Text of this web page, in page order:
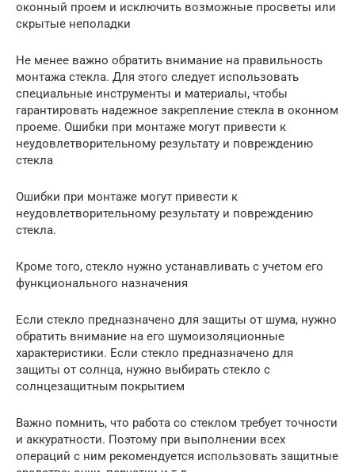
оконный проем и исключить возможные просветы или
скрытые неполадки
Не менее важно обратить внимание на правильность
монтажа стекла. Для этого следует использовать
специальные инструменты и материалы, чтобы
гарантировать надежное закрепление стекла в оконном
проеме. Ошибки при монтаже могут привести к
неудовлетворительному результату и повреждению
стекла
Ошибки при монтаже могут привести к
неудовлетворительному результату и повреждению
стекла.
Кроме того, стекло нужно устанавливать с учетом его
функционального назначения
Если стекло предназначено для защиты от шума, нужно
обратить внимание на его шумоизоляционные
характеристики. Если стекло предназначено для
защиты от солнца, нужно выбирать стекло с
солнцезащитным покрытием
Важно помнить, что работа со стеклом требует точности
и аккуратности. Поэтому при выполнении всех
операций с ним рекомендуется использовать защитные